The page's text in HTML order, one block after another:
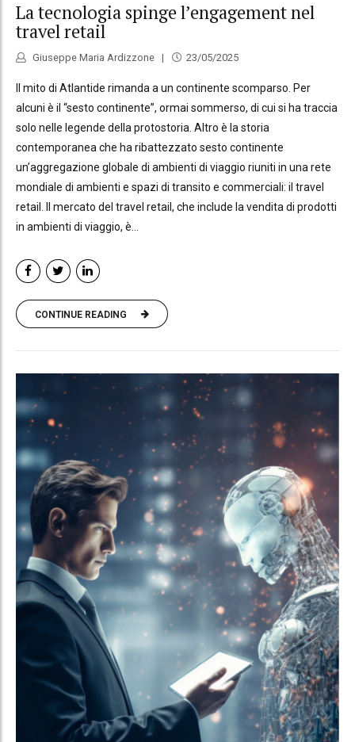
La tecnologia spinge l’engagement nel
travel retail
Giuseppe Maria Ardizzone 23/05/2025
Il mito di Atlantide rimanda a un continente scomparso. Per
alcuni è il “sesto continente”, ormai sommerso, di cui si ha traccia
solo nelle legende della protostoria. Altro è la storia
contemporanea che ha ribattezzato sesto continente
un’aggregazione globale di ambienti di viaggio riuniti in una rete
mondiale di ambienti e spazi di transito e commerciali: il travel
retail. Il mercato del travel retail, che include la vendita di prodotti
in ambienti di viaggio, è...
CONTINUE READING